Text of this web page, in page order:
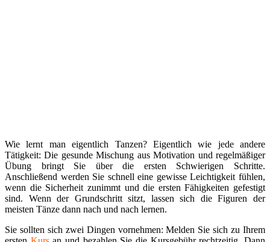
Wie lernt man eigentlich Tanzen? Eigentlich wie jede andere
Tätigkeit: Die gesunde Mischung aus Motivation und regelmäßiger
Übung bringt Sie über die ersten Schwierigen Schritte.
Anschließend werden Sie schnell eine gewisse Leichtigkeit fühlen,
wenn die Sicherheit zunimmt und die ersten Fähigkeiten gefestigt
sind. Wenn der Grundschritt sitzt, lassen sich die Figuren der
meisten Tänze dann nach und nach lernen.
Sie sollten sich zwei Dingen vornehmen: Melden Sie sich zu Ihrem